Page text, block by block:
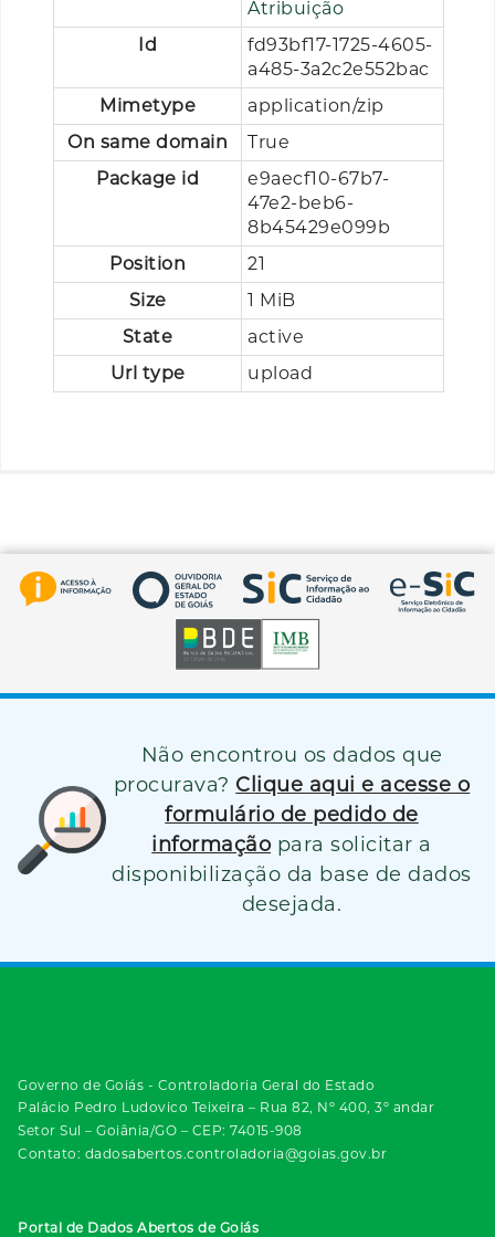
Atribuição
Id
fd93bf17-1725-4605-
a485-3a2c2e552bac
Mimetype
application/zip
On same domain
True
Package id
e9aecf10-67b7-
47e2-beb6-
8b45429e099b
Position
21
Size
1 MiB
State
active
Url type
upload
Não encontrou os dados que
procurava? Clique aqui e acesse o
formulário de pedido de
informação para solicitar a
disponibilização da base de dados
desejada.
Governo de Goiás - Controladoria Geral do Estado
Palácio Pedro Ludovico Teixeira – Rua 82, Nº 400, 3º andar
Setor Sul – Goiânia/GO – CEP: 74015-908
Contato: dadosabertos.controladoria@goias.gov.br
Portal de Dados Abertos de Goiás